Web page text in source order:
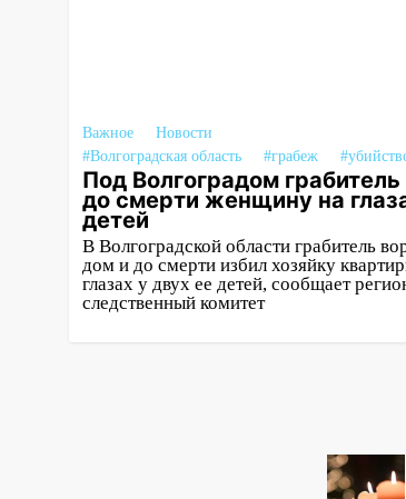
В Инзе произошел
крупный пожар
13:00 В суде защитили
репутацию мужчины,
необоснованно обвиняли в
жестоком обращении с
животными
Миллион на
накопил 120 тысяч долга
Важное
Новости
#Волгоградская область
#грабеж
Под Волгоградом грабитель
до смерти женщину на
детей
В Волгоградской области грабитель
дом и до смерти избил хозяйку
глазах у двух ее детей, сообщает
следственный комитет